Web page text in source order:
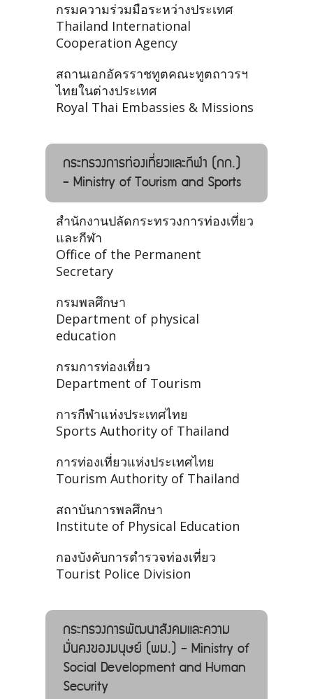
กรมความร่วมมือระหว่างประเทศ
Thailand International
Cooperation Agency
สถานเอกอัครราชทูตคณะทูตถาวรฯ
ไทยในต่างประเทศ
Royal Thai Embassies & Missions
กระทรวงการท่องเที่ยวและกีฬา (กก.)
- Ministry of Tourism and Sports
สำนักงานปลัดกระทรวงการท่องเที่ยว
และกีฬา
Office of the Permanent
Secretary
กรมพลศึกษา
Department of physical
education
กรมการท่องเที่ยว
Department of Tourism
การกีฬาแห่งประเทศไทย
Sports Authority of Thailand
การท่องเที่ยวแห่งประเทศไทย
Tourism Authority of Thailand
สถาบันการพลศึกษา
Institute of Physical Education
กองบังคับการตำรวจท่องเที่ยว
Tourist Police Division
กระทรวงการพัฒนาสังคมและความ
มั่นคงของมนุษย์ (พม.) - Ministry of
Social Development and Human
Security